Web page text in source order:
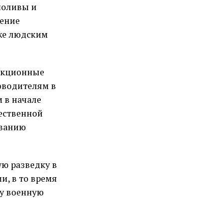
и
людским
в
начале
разведку в
в то время
военную